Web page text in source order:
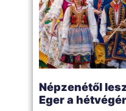
Népzenétől
Eger a